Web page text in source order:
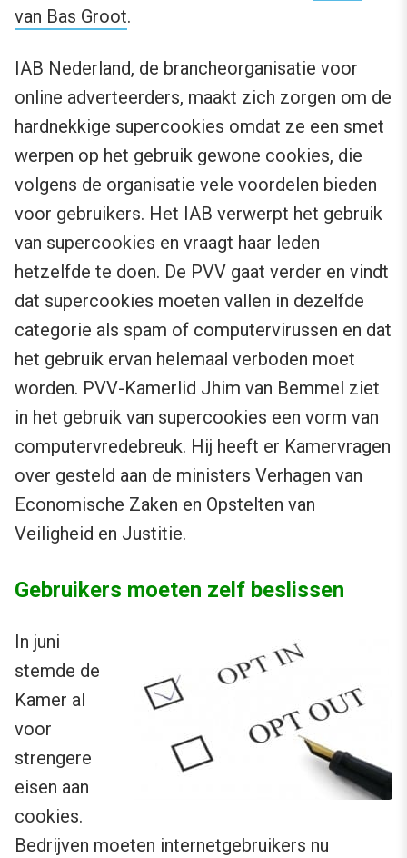
van Bas Groot.
IAB Nederland, de brancheorganisatie voor
online adverteerders, maakt zich zorgen om de
hardnekkige supercookies omdat ze een smet
werpen op het gebruik gewone cookies, die
volgens de organisatie vele voordelen bieden
voor gebruikers. Het IAB verwerpt het gebruik
van supercookies en vraagt haar leden
hetzelfde te doen. De PVV gaat verder en vindt
dat supercookies moeten vallen in dezelfde
categorie als spam of computervirussen en dat
het gebruik ervan helemaal verboden moet
worden. PVV-Kamerlid Jhim van Bemmel ziet
in het gebruik van supercookies een vorm van
computervredebreuk. Hij heeft er Kamervragen
over gesteld aan de ministers Verhagen van
Economische Zaken en Opstelten van
Veiligheid en Justitie.
Gebruikers moeten zelf beslissen
In juni
stemde de
Kamer al
voor
strengere
eisen aan
cookies.
Bedrijven moeten internetgebruikers nu